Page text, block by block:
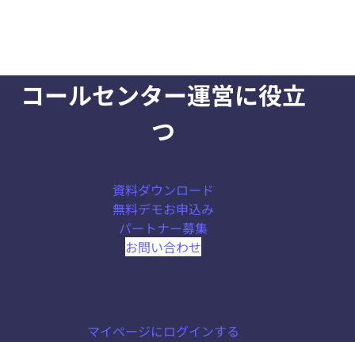
コールセンター運営に役立
つ
資料ダウンロード
無料デモお申込み
パートナー募集
お問い合わせ
マイページにログインする